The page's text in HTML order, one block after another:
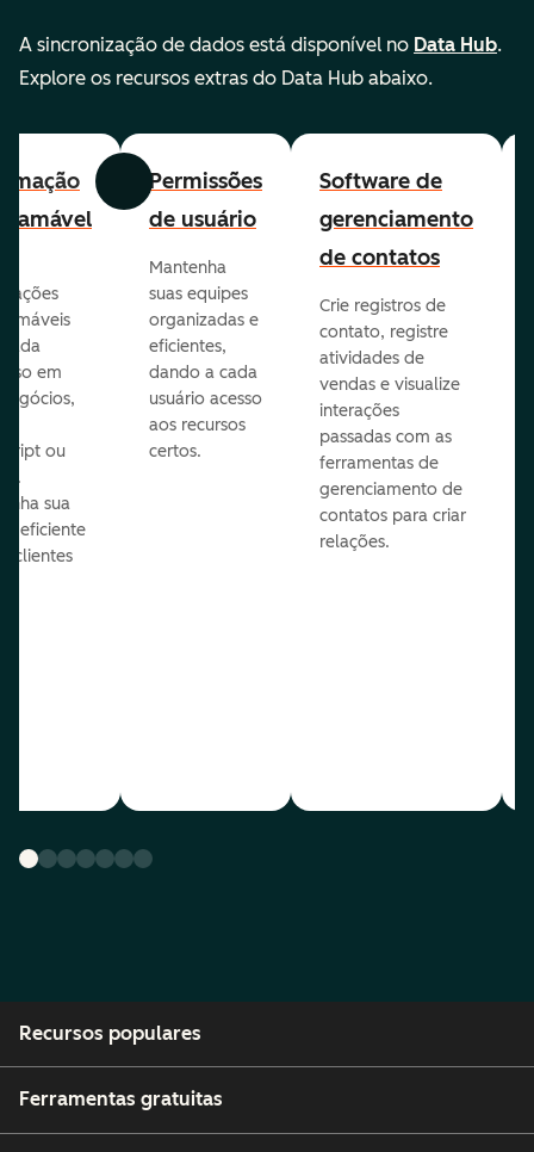
A sincronização de dados está disponível no Data Hub.
Explore os recursos extras do Data Hub abaixo.
Anterior Avançar
em
ou
sua
eficiente
clientes
Permissões
de usuário
Mantenha
suas equipes
organizadas e
eficientes,
dando a cada
usuário acesso
aos recursos
certos.
Software de
gerenciamento
de contatos
Crie registros de
contato, registre
atividades de
vendas e visualize
interações
passadas com as
ferramentas de
gerenciamento de
contatos para criar
relações.
Recursos populares
Ferramentas gratuitas